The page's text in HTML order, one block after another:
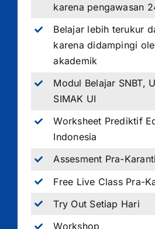
karena pengawasan
Belajar lebih terukur
karena didampingi
akademik
Modul Belajar SNBT,
SIMAK UI
Worksheet Prediktif
Indonesia
Assesment Pra-
Free Live Class Pra-
Try Out Setiap Hari
Workshop